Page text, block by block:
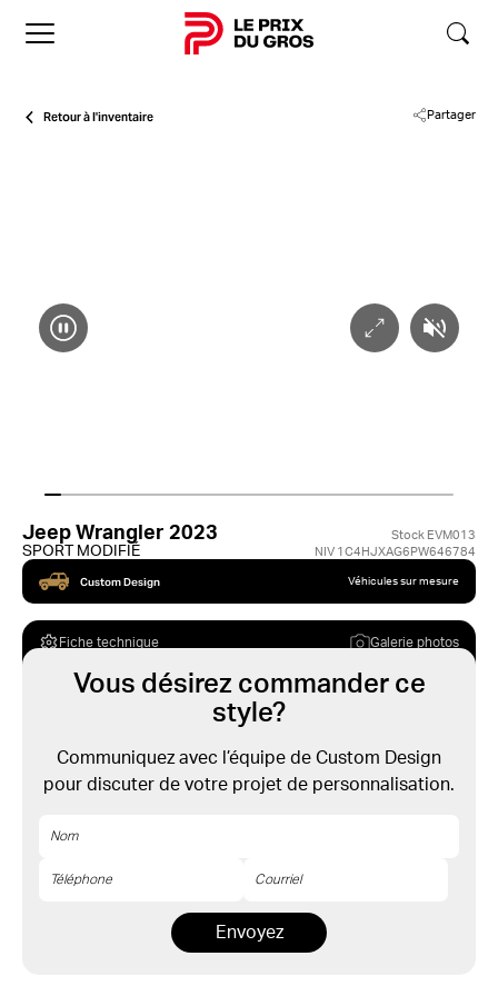
Accueil
Retour à l'inventaire Partager
Jeep Wrangler 2023 Stock EVM013
SPORT MODIFIÉ NIV 1C4HJXAG6PW646784
Custom Design Véhicules sur mesure
Fiche technique Galerie photos
Vous désirez commander ce
style?
Communiquez avec l’équipe de Custom Design
pour discuter de votre projet de personnalisation.
Envoyez